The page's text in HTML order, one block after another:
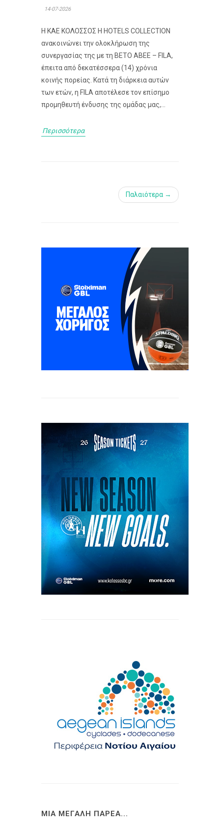
14-07-2026
Η ΚΑΕ ΚΟΛΟΣΣΟΣ H HOTELS COLLECTION
ανακοινώνει την ολοκλήρωση της
συνεργασίας της με τη ΒΕΤΟ ΑΒΕΕ – FILA,
έπειτα από δεκατέσσερα (14) χρόνια
κοινής πορείας. Κατά τη διάρκεια αυτών
των ετών, η FILA αποτέλεσε τον επίσημο
προμηθευτή ένδυσης της ομάδας μας,...
Περισσότερα
Παλαιότερα →
ΜΙΑ ΜΕΓΑΛΗ ΠΑΡΕΑ...